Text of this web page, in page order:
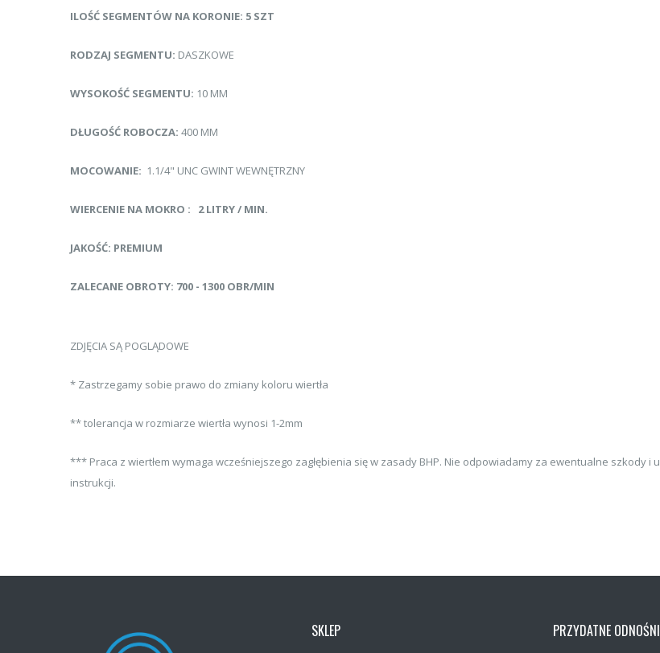
ILOŚĆ SEGMENTÓW NA KORONIE: 5 SZT
RODZAJ SEGMENTU: DASZKOWE
WYSOKOŚĆ SEGMENTU: 10 MM
DŁUGOŚĆ ROBOCZA: 400 MM
MOCOWANIE: 1.1/4" UNC GWINT WEWNĘTRZNY
WIERCENIE NA MOKRO : 2 LITRY / MIN.
JAKOŚĆ: PREMIUM
ZALECANE OBROTY: 700 - 1300 OBR/MIN
ZDJĘCIA SĄ POGLĄDOWE
* Zastrzegamy sobie prawo do zmiany koloru wiertła
** tolerancja w rozmiarze wiertła wynosi 1-2mm
*** Praca z wiertłem wymaga wcześniejszego zagłębienia się w zasady BHP. Nie odpowiadamy za ewentualne
instrukcji.
SKLEP PRZYDATNE